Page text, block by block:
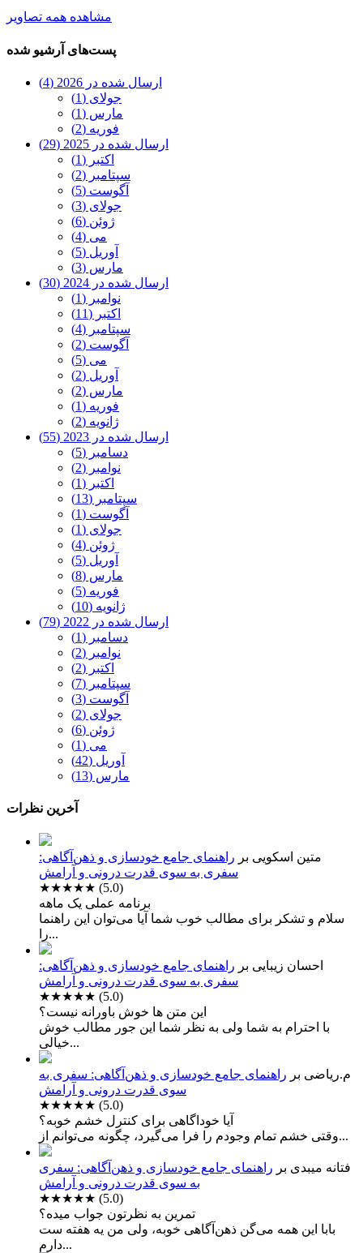
مشاهده همه تصاویر
پست‌های آرشیو شده
ارسال شده در 2026 (4)
جولای (1)
مارس (1)
فوریه (2)
ارسال شده در 2025 (29)
اکتبر (1)
سپتامبر (2)
آگوست (5)
جولای (3)
ژوئن (6)
می (4)
آوریل (5)
مارس (3)
ارسال شده در 2024 (30)
نوامبر (1)
اکتبر (11)
سپتامبر (4)
آگوست (2)
می (5)
آوریل (2)
مارس (2)
فوریه (1)
ژانویه (2)
ارسال شده در 2023 (55)
دسامبر (5)
نوامبر (2)
اکتبر (1)
سپتامبر (13)
آگوست (1)
جولای (1)
ژوئن (4)
آوریل (5)
مارس (8)
فوریه (5)
ژانویه (10)
ارسال شده در 2022 (79)
دسامبر (1)
نوامبر (2)
اکتبر (2)
سپتامبر (7)
آگوست (3)
جولای (2)
ژوئن (6)
می (1)
آوریل (42)
مارس (13)
آخرین نظرات
متین اسکویی بر راهنمای جامع خودسازی و ذهن‌آگاهی:
سفری به سوی قدرت درونی و آرامش
★★★★★ (5.0)
برنامه عملی یک ماهه
سلام و تشکر برای مطالب خوب شما آیا می‌توان این راهنما
را...
احسان زیبایی بر راهنمای جامع خودسازی و ذهن‌آگاهی:
سفری به سوی قدرت درونی و آرامش
★★★★★ (5.0)
این متن ها خوش باورانه نیست؟
با احترام به شما ولی به نظر شما این جور مطالب خوش
خیالی...
م.ریاضی بر راهنمای جامع خودسازی و ذهن‌آگاهی: سفری به
سوی قدرت درونی و آرامش
★★★★★ (5.0)
آیا خوداگاهی برای کنترل خشم خوبه؟
وقتی خشم تمام وجودم را فرا می‌گیرد، چگونه می‌توانم از...
فتانه میبدی بر راهنمای جامع خودسازی و ذهن‌آگاهی: سفری
به سوی قدرت درونی و آرامش
★★★★★ (5.0)
تمرین به نظرتون جواب میده؟
بابا این همه می‌گن ذهن‌آگاهی خوبه، ولی من یه هفته ست
دارم...